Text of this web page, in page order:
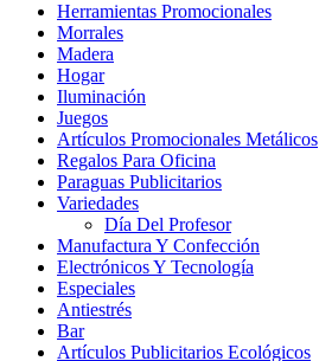
Herramientas Promocionales
Morrales
Madera
Hogar
Iluminación
Juegos
Artículos Promocionales Metálicos
Regalos Para Oficina
Paraguas Publicitarios
Variedades
Día Del Profesor
Manufactura Y Confección
Electrónicos Y Tecnología
Especiales
Antiestrés
Bar
Artículos Publicitarios Ecológicos